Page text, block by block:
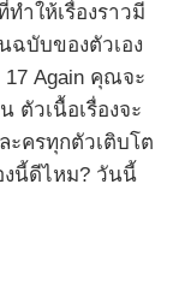
ำให้เรื่องราวมี
บับของตัวเอง
Again คุณจะ
ตัวเนื้อเรื่องจะ
ะครทุกตัวเติบโต
งนี้ดีไหม? วันนี้